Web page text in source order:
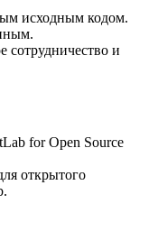
исходным кодом.
сотрудничество и
for Open Source
открытого